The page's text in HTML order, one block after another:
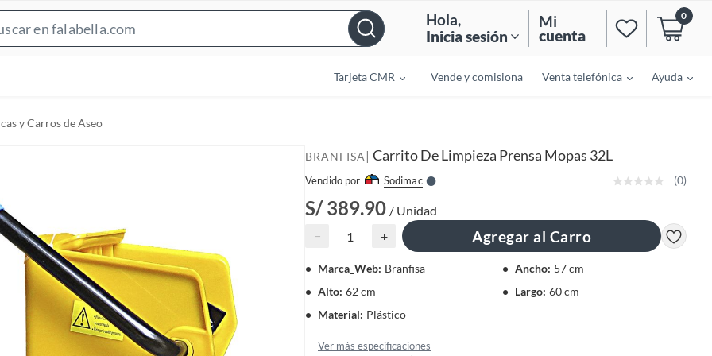
e
Hola,
Inicia sesión
Mi
cuenta
0
Tarjeta CMR Vende y comisiona Venta telefónica Ayuda
y Carros de Aseo
BRANFISA | Carrito De Limpieza Prensa Mopas 32L
Vendido por SodimacS
l
l
(0)
S/ 389.90 / Unidad
−
+ Agregar al Carro
Marca_Web: Branfisa Ancho: 57 cm
Alto: 62 cm Largo: 60 cm
Material: Plástico
Ver más especificaciones